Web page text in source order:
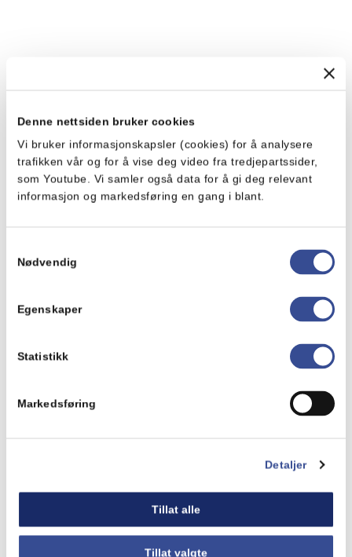
Denne nettsiden bruker cookies
Vi bruker informasjonskapsler (cookies) for å analysere
trafikken vår og for å vise deg video fra tredjepartssider,
som Youtube. Vi samler også data for å gi deg relevant
informasjon og markedsføring en gang i blant.
Nødvendig
Egenskaper
Statistikk
Markedsføring
Detaljer
Tillat alle
Tillat valgte